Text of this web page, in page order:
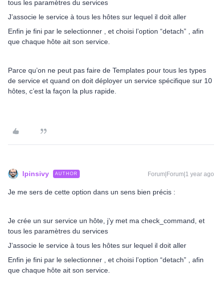
tous les paramètres du services
J’associe le service à tous les hôtes sur lequel il doit aller
Enfin je fini par le selectionner , et choisi l’option “detach” , afin
que chaque hôte ait son service.
Parce qu’on ne peut pas faire de Templates pour tous les types
de service et quand on doit déployer un service spécifique sur 10
hôtes, c’est la façon la plus rapide.
lpinsivy AUTHOR Forum|Forum|1 year ago
Je me sers de cette option dans un sens bien précis :
Je crée un sur service un hôte, j’y met ma check_command, et
tous les paramètres du services
J’associe le service à tous les hôtes sur lequel il doit aller
Enfin je fini par le selectionner , et choisi l’option “detach” , afin
que chaque hôte ait son service.